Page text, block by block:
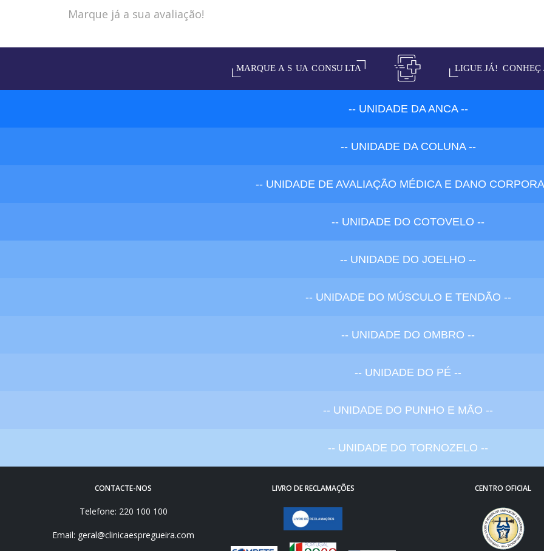
Marque já a sua avaliação!
-- UNIDADE DA ANCA --
-- UNIDADE DA COLUNA --
-- UNIDADE DE AVALIAÇÃO MÉDICA E DANO
-- UNIDADE DO COTOVELO --
-- UNIDADE DO JOELHO --
-- UNIDADE DO MÚSCULO E TENDÃO --
-- UNIDADE DO OMBRO --
-- UNIDADE DO PÉ --
-- UNIDADE DO PUNHO E MÃO --
-- UNIDADE DO TORNOZELO --
CONTACTE-NOS
Telefone: 220 100 100
Email: geral@clinicaespregueira.com
LIVRO DE RECLAMAÇÕES CENTRO OFICIAL